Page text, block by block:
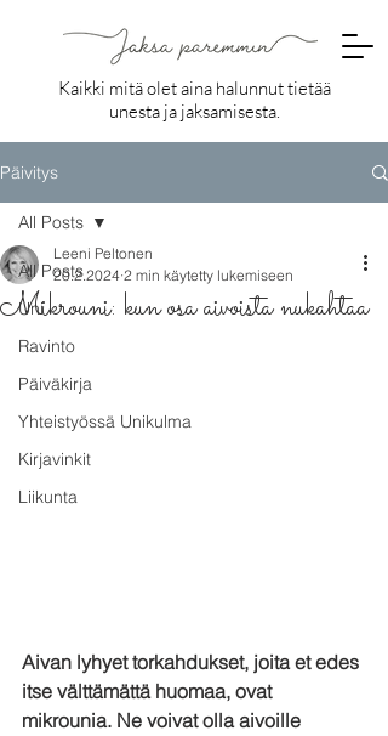
Kaikki mitä olet aina halunnut tietää
unesta ja jaksamisesta.
Päivitys
All Posts
Uni
Ravinto
Päiväkirja
Yhteistyössä Unikulma
Kirjavinkit
Liikunta
All Posts
Mikrouni: kun osa aivoista nukahtaa
Leeni Peltonen
20.2.2024 2 min käytetty lukemiseen
Aivan lyhyet torkahdukset, joita et edes
itse välttämättä huomaa, ovat
mikrounia. Ne voivat olla aivoille